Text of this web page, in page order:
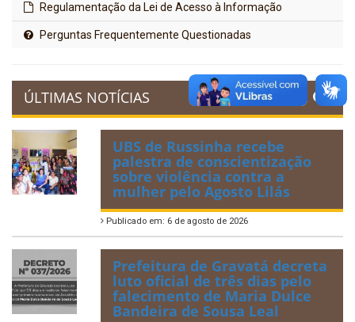
Regulamentação da Lei de Acesso à Informação
Perguntas Frequentemente Questionadas
ÚLTIMAS NOTÍCIAS
UBS de Russinha recebe
palestra de conscientização
sobre violência contra a
mulher pelo Agosto Lilás
Publicado em: 6 de agosto de 2026
Prefeitura de Gravatá decreta
luto oficial de três dias pelo
falecimento de Maria Dulce
Bandeira de Sousa Leal